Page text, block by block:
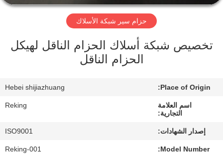
في
مراقبة
الجودة
اتصل
حزام سير شبكة الأسلاك
تخصيص شبكة أسلاك الحزام الناقل لهيكل
الحزام الناقل
Place of Origin:
Hebei shijiazhuang
اسم العلامة
التجارية:
Reking
إصدار الشهادات: ISO9001
Model Number:
Reking-001